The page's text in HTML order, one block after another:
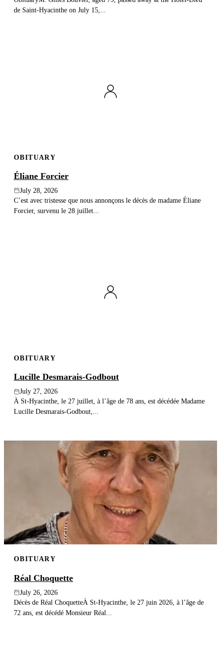
de Saint-Hyacinthe on July 15,...
OBITUARY
Éliane Forcier
July 28, 2026
C’est avec tristesse que nous annonçons le décès de madame Éliane
Forcier, survenu le 28 juillet...
OBITUARY
Lucille Desmarais-Godbout
July 27, 2026
À St-Hyacinthe, le 27 juillet, à l’âge de 78 ans, est décédée Madame
Lucille Desmarais-Godbout,...
OBITUARY
Réal Choquette
July 26, 2026
Décès de Réal ChoquetteÀ St-Hyacinthe, le 27 juin 2026, à l’âge de
72 ans, est décédé Monsieur Réal...